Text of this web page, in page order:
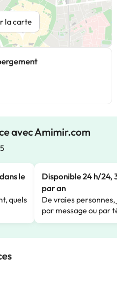
la carte
avec Amimir.com
le
quels
Disponible 24 h/24,
par an
De vraies
par message ou par